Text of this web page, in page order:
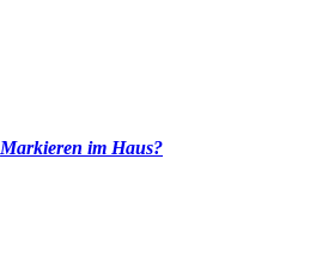
Markieren im Haus?